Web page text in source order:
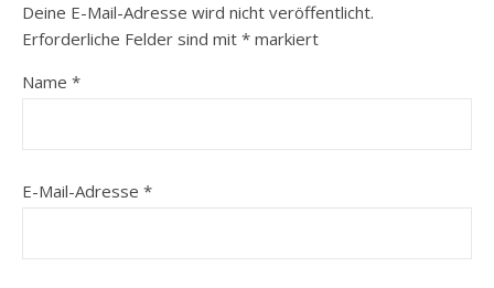
Deine E-Mail-Adresse wird nicht veröffentlicht.
Erforderliche Felder sind mit * markiert
Name *
E-Mail-Adresse *